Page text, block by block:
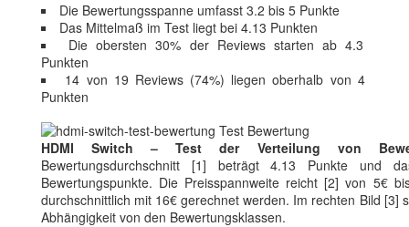
Die Bewertungsspanne umfasst 3.2 bis 5 Punkte
Das Mittelmaß im Test liegt bei 4.13 Punkten
Die obersten 30% der Reviews starten ab 4.3
Punkten
14 von 19 Reviews (74%) liegen oberhalb von 4
Punkten
HDMI Switch – Test der Verteilung von
Bewertungsdurchschnitt [1] beträgt 4.13 Punkte und
Bewertungspunkte. Die Preisspannweite reicht [2] von 5€
durchschnittlich mit 16€ gerechnet werden. Im rechten Bild [3]
Abhängigkeit von den Bewertungsklassen.